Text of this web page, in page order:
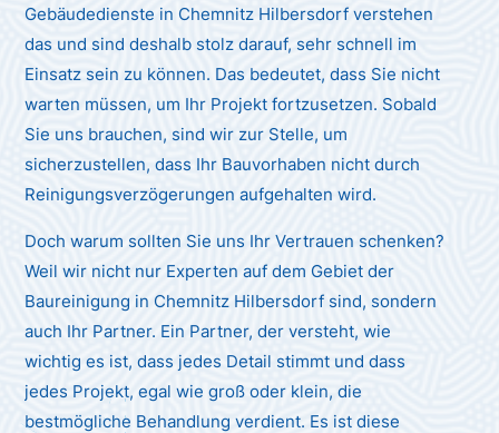
Gebäudedienste in Chemnitz Hilbersdorf verstehen
das und sind deshalb stolz darauf, sehr schnell im
Einsatz sein zu können. Das bedeutet, dass Sie nicht
warten müssen, um Ihr Projekt fortzusetzen. Sobald
Sie uns brauchen, sind wir zur Stelle, um
sicherzustellen, dass Ihr Bauvorhaben nicht durch
Reinigungsverzögerungen aufgehalten wird.
Doch warum sollten Sie uns Ihr Vertrauen schenken?
Weil wir nicht nur Experten auf dem Gebiet der
Baureinigung in Chemnitz Hilbersdorf sind, sondern
auch Ihr Partner. Ein Partner, der versteht, wie
wichtig es ist, dass jedes Detail stimmt und dass
jedes Projekt, egal wie groß oder klein, die
bestmögliche Behandlung verdient. Es ist diese